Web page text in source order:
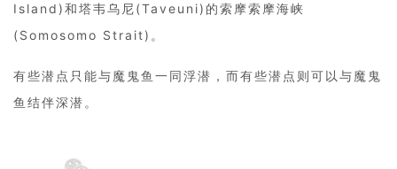
Island)和塔韦乌尼(Taveuni)的索摩索摩海峡
(Somosomo Strait)。
有些潜点只能与魔鬼鱼一同浮潜，而有些潜点则可以与魔鬼
鱼结伴深潜。